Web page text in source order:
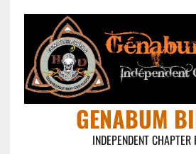
GENABUM
INDEPENDENT CHAPTER